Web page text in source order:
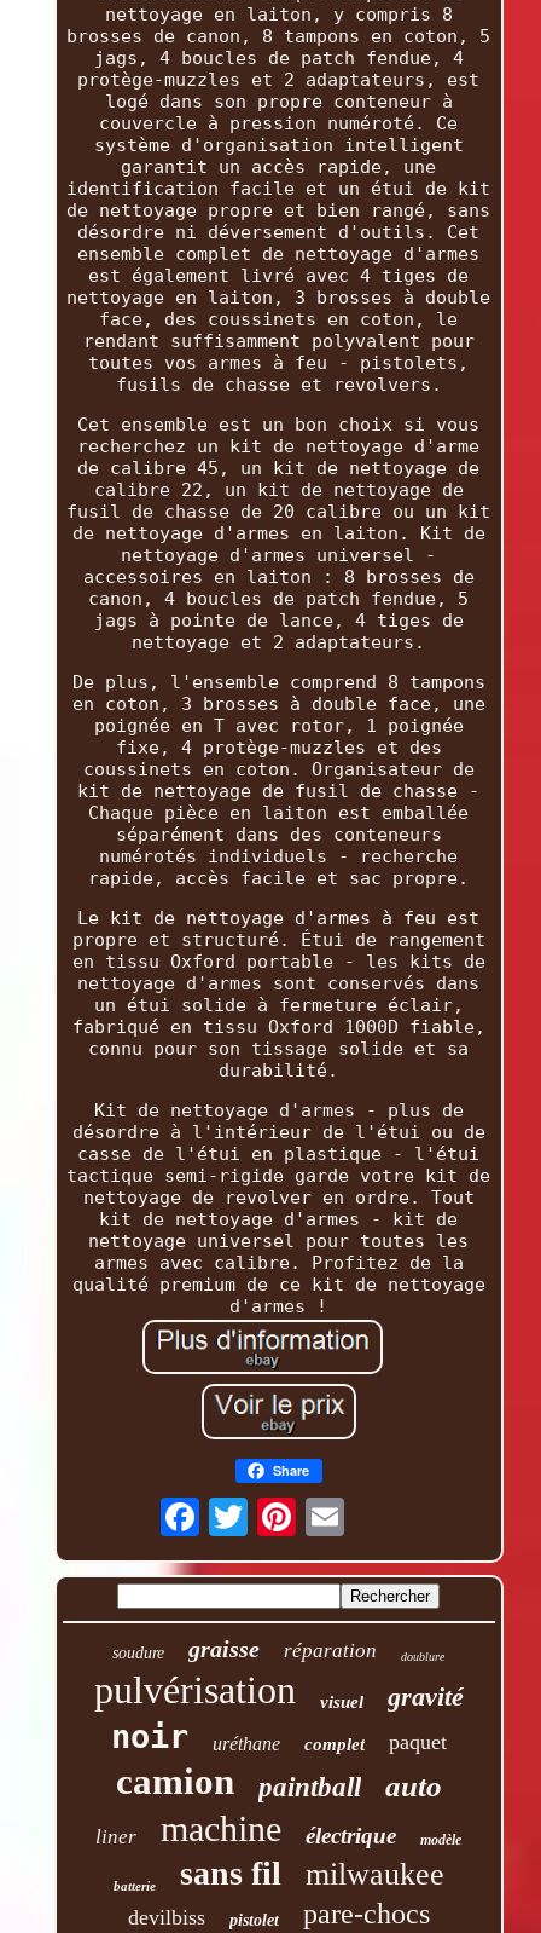
nettoyage en laiton, y compris 8
brosses de canon, 8 tampons en coton, 5
jags, 4 boucles de patch fendue, 4
protège-muzzles et 2 adaptateurs, est
logé dans son propre conteneur à
couvercle à pression numéroté. Ce
système d'organisation intelligent
garantit un accès rapide, une
identification facile et un étui de kit
de nettoyage propre et bien rangé, sans
désordre ni déversement d'outils. Cet
ensemble complet de nettoyage d'armes
est également livré avec 4 tiges de
nettoyage en laiton, 3 brosses à double
face, des coussinets en coton, le
rendant suffisamment polyvalent pour
toutes vos armes à feu - pistolets,
fusils de chasse et revolvers.
Cet ensemble est un bon choix si vous
recherchez un kit de nettoyage d'arme
de calibre 45, un kit de nettoyage de
calibre 22, un kit de nettoyage de
fusil de chasse de 20 calibre ou un kit
de nettoyage d'armes en laiton. Kit de
nettoyage d'armes universel -
accessoires en laiton : 8 brosses de
canon, 4 boucles de patch fendue, 5
jags à pointe de lance, 4 tiges de
nettoyage et 2 adaptateurs.
De plus, l'ensemble comprend 8 tampons
en coton, 3 brosses à double face, une
poignée en T avec rotor, 1 poignée
fixe, 4 protège-muzzles et des
coussinets en coton. Organisateur de
kit de nettoyage de fusil de chasse -
Chaque pièce en laiton est emballée
séparément dans des conteneurs
numérotés individuels - recherche
rapide, accès facile et sac propre.
Le kit de nettoyage d'armes à feu est
propre et structuré. Étui de rangement
en tissu Oxford portable - les kits de
nettoyage d'armes sont conservés dans
un étui solide à fermeture éclair,
fabriqué en tissu Oxford 1000D fiable,
connu pour son tissage solide et sa
durabilité.
Kit de nettoyage d'armes - plus de
désordre à l'intérieur de l'étui ou de
casse de l'étui en plastique - l'étui
tactique semi-rigide garde votre kit de
nettoyage de revolver en ordre. Tout
kit de nettoyage d'armes - kit de
nettoyage universel pour toutes les
armes avec calibre. Profitez de la
qualité premium de ce kit de nettoyage
d'armes !
Share
soudure graisse réparation doublure
pulvérisation visuel gravité
noir uréthane complet paquet
camion paintball auto
liner machine électrique modèle
batterie sans fil milwaukee
devilbiss pistolet pare-chocs